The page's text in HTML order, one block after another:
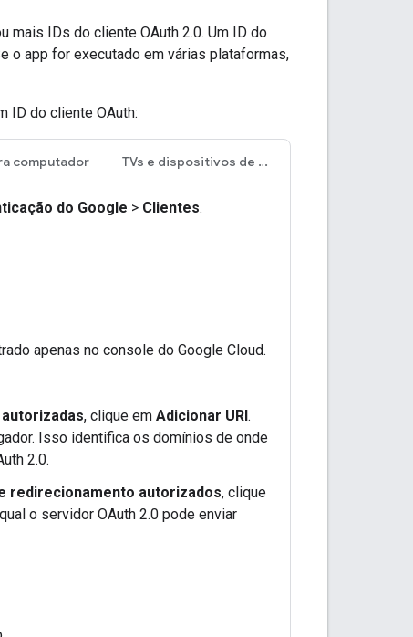
mais IDs do cliente OAuth 2.0. Um ID do
o app for executado em várias plataformas,
ID do cliente OAuth:
computador TVs e dispositivos de entrada limitados
do Google > Clientes.
apenas no console do Google Cloud.
, clique em Adicionar URI.
Isso identifica os domínios de onde
2.0.
redirecionamento autorizados, clique
o servidor OAuth 2.0 pode enviar